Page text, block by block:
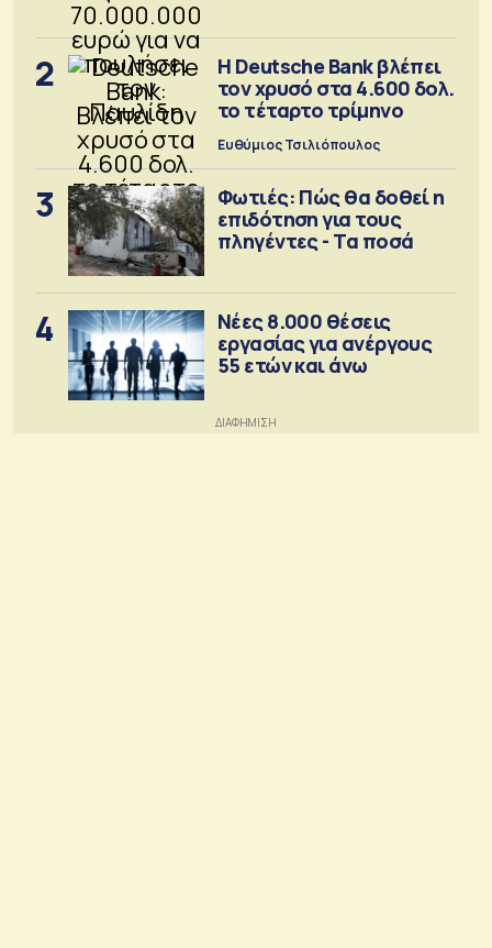
2
Η Deutsche Bank βλέπει
τον χρυσό στα 4.600 δολ.
το τέταρτο τρίμηνο
Ευθύμιος Τσιλιόπουλος
3
Φωτιές: Πώς θα δοθεί η
επιδότηση για τους
πληγέντες - Τα ποσά
4
Νέες 8.000 θέσεις
εργασίας για ανέργους
55 ετών και άνω